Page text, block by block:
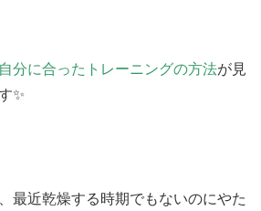
自分に合ったトレーニングの方法が見
✨
最近乾燥する時期でもないのにやた